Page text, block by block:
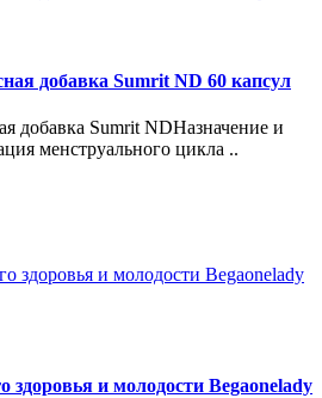
добавка Sumrit ND 60 капсул
добавка Sumrit NDНазначение и
менструального цикла ..
и молодости Begaonelady